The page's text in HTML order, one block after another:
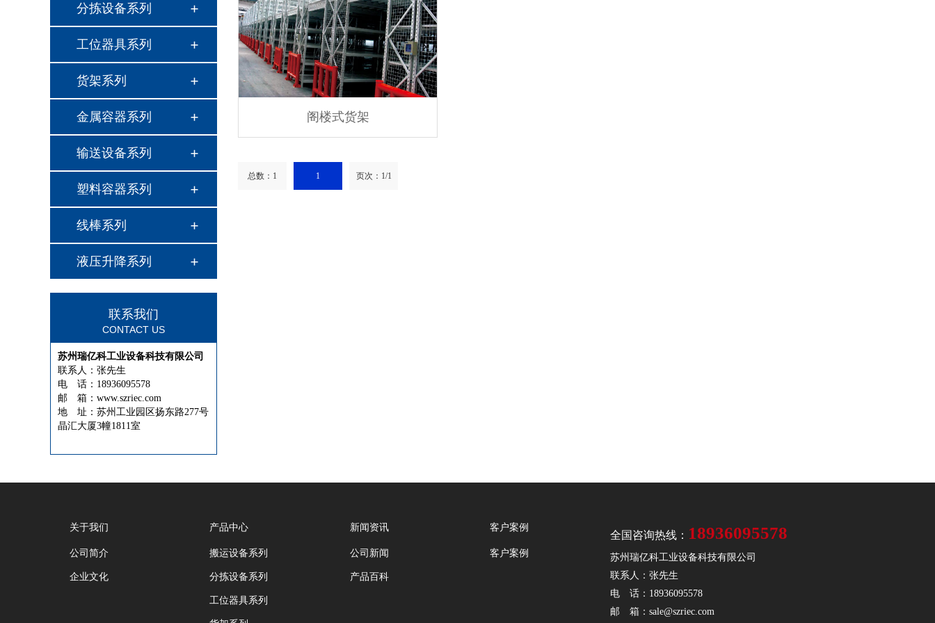
分拣设备系列
工位器具系列
货架系列
金属容器系列
输送设备系列
塑料容器系列
线棒系列
液压升降系列
联系我们
CONTACT US
苏州瑞亿科工业设备科技有限公司
联系人：张先生
电 话：18936095578
邮 箱：www.szriec.com
地 址：苏州工业园区扬东路277号
晶汇大厦3幢1811室
阁楼式货架
总数：1 1 页次：1/1
关于我们
公司简介
企业文化
产品中心
搬运设备系列
分拣设备系列
工位器具系列
新闻资讯
公司新闻
产品百科
客户案例
客户案例
全国咨询热线： 18936095578
苏州瑞亿科工业设备科技有限公司
联系人：张先生
电 话：18936095578
邮 箱：sale@szriec.com